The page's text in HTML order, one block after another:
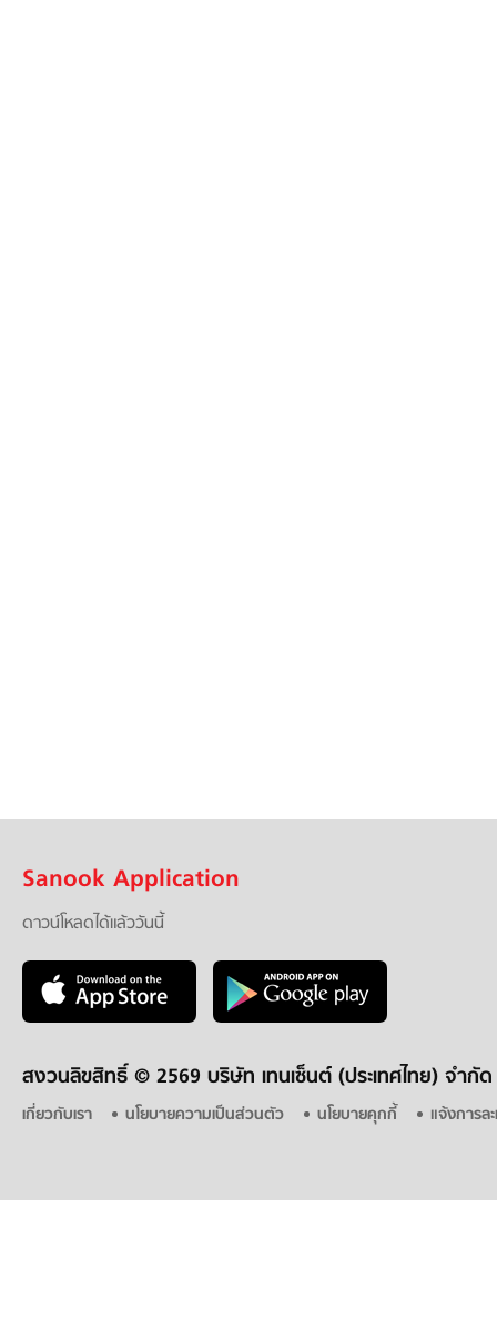
Sanook Application
ดาวน์โหลดได้แล้ววันนี้
สงวนลิขสิทธิ์ © 2569 บริษัท เทนเซ็นต์ (ประเทศไทย) จำกัด
เกี่ยวกับเรา นโยบายความเป็นส่วนตัว นโยบายคุกกี้ แจ้งการล